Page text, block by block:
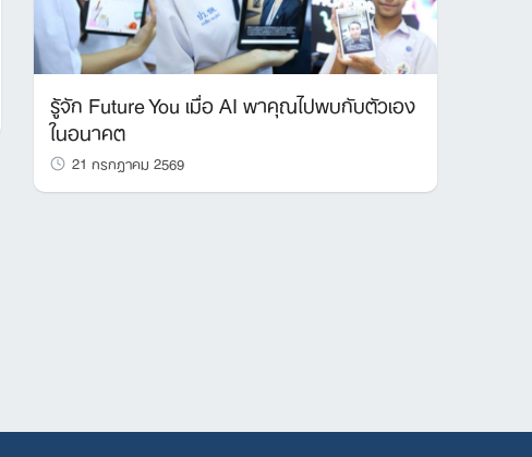
รู้จัก Future You เมื่อ AI พาคุณไปพบกับตัวเอง
ในอนาคต
21 กรกฎาคม 2569